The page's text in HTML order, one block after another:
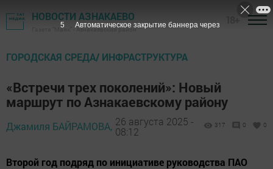
НОВОСТИ АЗНАКАЕВО
Газета "Маяк" - Азнакаевский район
ГОРОДСКАЯ СРЕДА/ ИНФРАСТРУКТУРА
«Встречи трех поколений»: Новый
маршрут по Азнакаевскому району
Джамиля БАЙРАМОВА, 26 августа 2025 -
08:12
317 0 0
Второй год подряд по инициативе руководства ПАО
4 Автоматическое закрытие баннера через